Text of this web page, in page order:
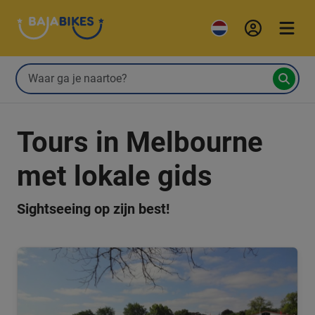
Tours in Melbourne
met lokale gids
Sightseeing op zijn best!